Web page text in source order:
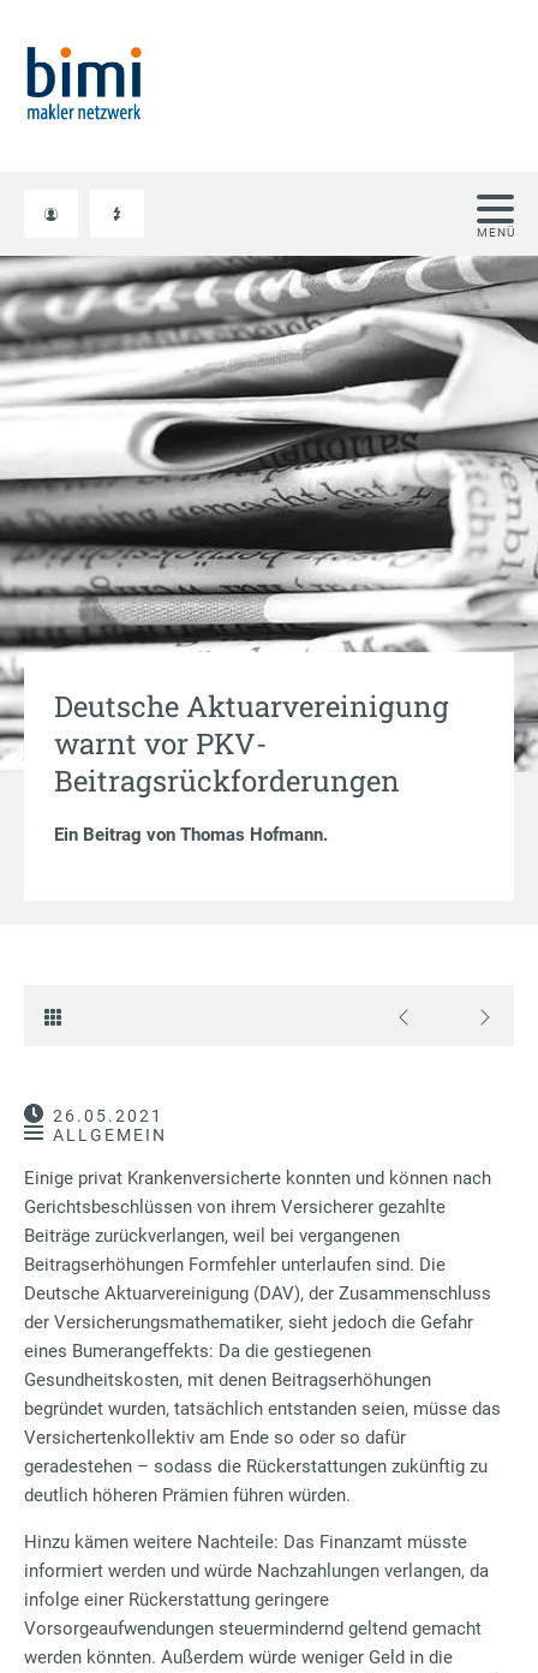
Deutsche Aktuarvereinigung
warnt vor PKV-
Beitragsrückforderungen
Ein Beitrag von Thomas Hofmann.
26.05.2021
ALLGEMEIN
Einige privat Krankenversicherte konnten und können nach
Gerichtsbeschlüssen von ihrem Versicherer gezahlte
Beiträge zurückverlangen, weil bei vergangenen
Beitragserhöhungen Formfehler unterlaufen sind. Die
Deutsche Aktuarvereinigung (DAV), der Zusammenschluss
der Versicherungsmathematiker, sieht jedoch die Gefahr
eines Bumerangeffekts: Da die gestiegenen
Gesundheitskosten, mit denen Beitragserhöhungen
begründet wurden, tatsächlich entstanden seien, müsse das
Versichertenkollektiv am Ende so oder so dafür
geradestehen – sodass die Rückerstattungen zukünftig zu
deutlich höheren Prämien führen würden.
Hinzu kämen weitere Nachteile: Das Finanzamt müsste
informiert werden und würde Nachzahlungen verlangen, da
infolge einer Rückerstattung geringere
Vorsorgeaufwendungen steuermindernd geltend gemacht
werden könnten. Außerdem würde weniger Geld in die